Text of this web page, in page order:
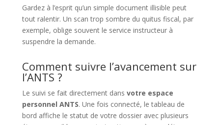
Gardez à l’esprit qu’un simple document illisible peut
tout ralentir. Un scan trop sombre du quitus fiscal, par
exemple, oblige souvent le service instructeur à
suspendre la demande.
Comment suivre l’avancement sur
l’ANTS ?
Le suivi se fait directement dans votre espace
personnel ANTS. Une fois connecté, le tableau de
bord affiche le statut de votre dossier avec plusieurs